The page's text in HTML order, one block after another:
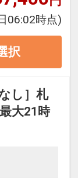
るので
ただけ
ックア
06:02時点)
択
し］札
大21時